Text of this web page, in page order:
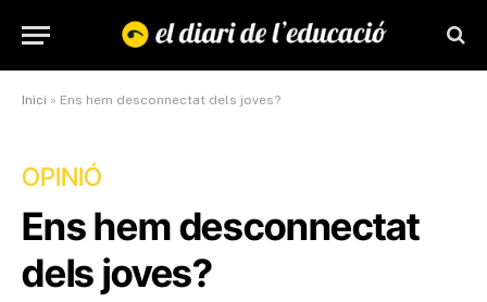
Inici » Ens hem desconnectat dels joves?
OPINIÓ
Ens hem desconnectat
dels joves?